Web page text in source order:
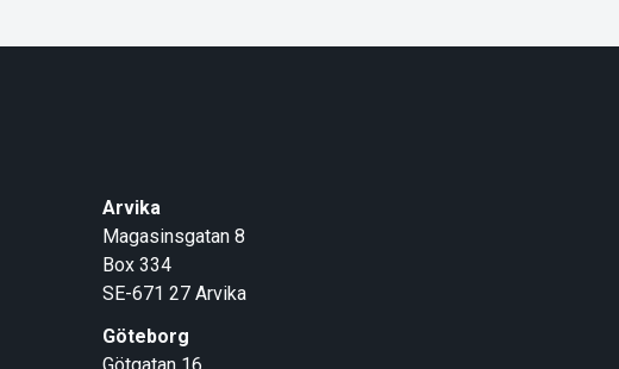
Arvika
Magasinsgatan 8
Box 334
SE-671 27 Arvika
Göteborg